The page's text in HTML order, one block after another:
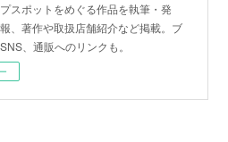
スポットをめぐる作品を執筆・発
、著作や取扱店舗紹介など掲載。ブ
、通販へのリンクも。